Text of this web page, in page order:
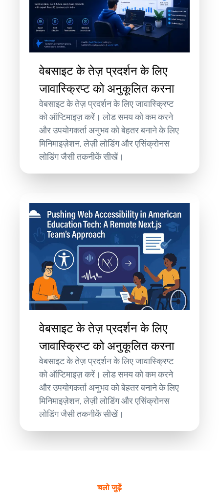
वेबसाइट के तेज़ प्रदर्शन के लिए
जावास्क्रिप्ट को अनुकूलित करना
वेबसाइट के तेज़ प्रदर्शन के लिए जावास्क्रिप्ट
को ऑप्टिमाइज़ करें। लोड समय को कम करने
और उपयोगकर्ता अनुभव को बेहतर बनाने के लिए
मिनिमाइज़ेशन, लेज़ी लोडिंग और एसिंक्रोनस
लोडिंग जैसी तकनीकें सीखें।
वेबसाइट के तेज़ प्रदर्शन के लिए
जावास्क्रिप्ट को अनुकूलित करना
वेबसाइट के तेज़ प्रदर्शन के लिए जावास्क्रिप्ट
को ऑप्टिमाइज़ करें। लोड समय को कम करने
और उपयोगकर्ता अनुभव को बेहतर बनाने के लिए
मिनिमाइज़ेशन, लेज़ी लोडिंग और एसिंक्रोनस
लोडिंग जैसी तकनीकें सीखें।
चलो जुड़ें